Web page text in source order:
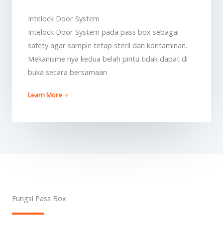
Intelock Door System
Intelock Door System pada pass box sebagai
safety agar sample tetap steril dan kontaminan.
Mekanisme nya kedua belah pintu tidak dapat di
buka secara bersamaan
Learn More
Fungsi Pass Box